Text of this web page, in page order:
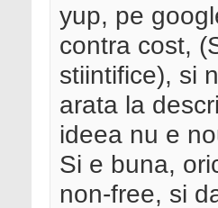
yup, pe
contra cost,
stiintifice), si
arata la
ideea nu e
Si e buna,
non-free, si